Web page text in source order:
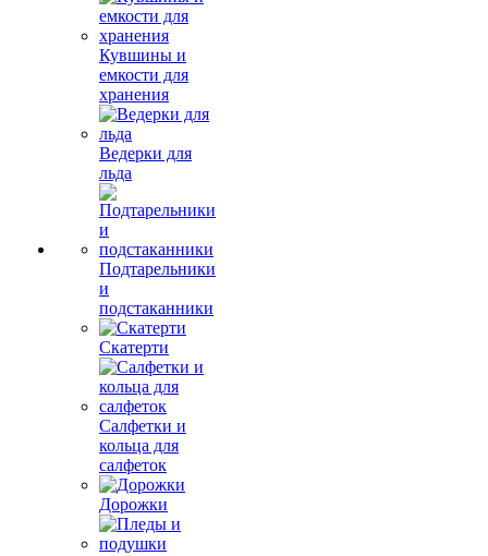
Кувшины и
емкости для
хранения
Ведерки для
льда
Подтарельники
и
подстаканники
Скатерти
Салфетки и
кольца для
салфеток
Дорожки